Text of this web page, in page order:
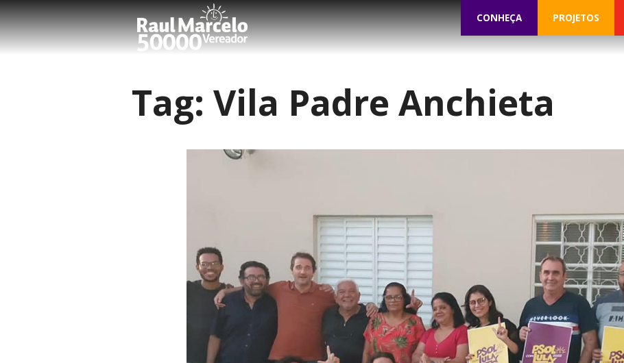
CONHEÇA PROJETOS
Tag: Vila Padre Anchieta